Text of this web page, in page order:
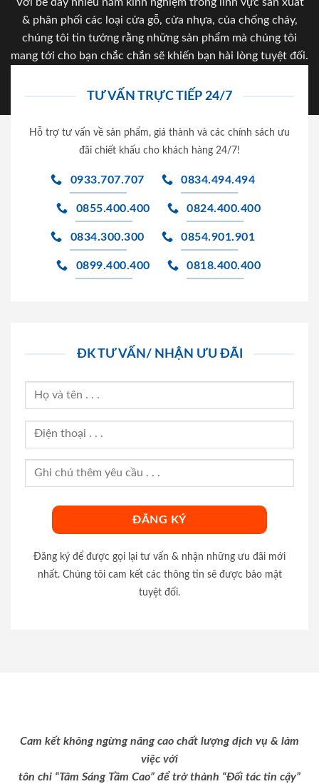
Với bề dày nhiều năm kinh nghiệm trong lĩnh vực sản xuất
& phân phối các loại cửa gỗ, cửa nhựa, của chống cháy,
chúng tôi tin tưởng rằng những sản phẩm mà chúng tôi
mang tới cho bạn chắc chắn sẽ khiến bạn hài lòng tuyệt đối.
TƯ VẤN TRỰC TIẾP 24/7
Hỗ trợ tư vấn về sản phẩm, giá thành và các chính sách ưu
đãi chiết khấu cho khách hàng 24/7!
0933.707.707 0834.494.494
0855.400.400 0824.400.400
0834.300.300 0854.901.901
0899.400.400 0818.400.400
ĐK TƯ VẤN/ NHẬN ƯU ĐÃI
Đăng ký để được gọi lại tư vấn & nhận những ưu đãi mới
nhất. Chúng tôi cam kết các thông tin sẽ được bảo mật
tuyệt đối.
Cam kết không ngừng nâng cao chất lượng dịch vụ & làm
việc với
tôn chỉ “Tâm Sáng Tầm Cao” để trở thành “Đối tác tin cậy”